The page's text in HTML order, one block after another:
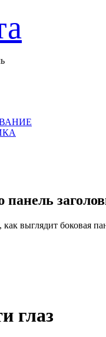
выглядит боковая
глаз